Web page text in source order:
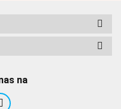
na